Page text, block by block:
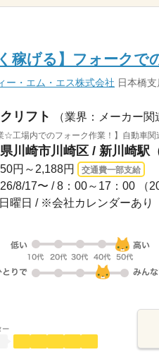
稼げる】フォークで
ー・エム・エス株式会社 日本橋支
リフト （業界：メーカー関
☆工場内でのフォーク作業！】自動車
川崎市川崎区 / 新川崎駅
円～2,188円 交通費一部支給
曜日 / ※会社カレンダーあり
ー